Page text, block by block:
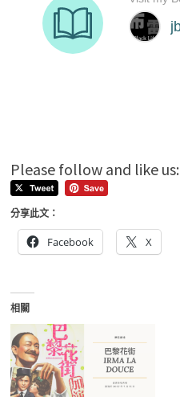
Please follow and like us:
分享此文：
Facebook X
相關